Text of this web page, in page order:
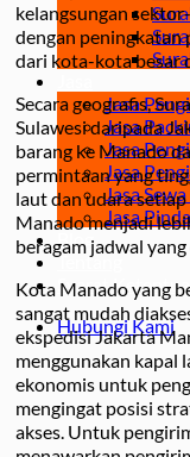
Jasa
Jasa
Jasa
Jasa
Jasa
Jasa
Blog
Tentang
Syarat
Hubungi Kami
kelangsungan
dengan peningkatan
dari kota-kota besar
Secara geografis,
Sulawesi daripada
barang ke Manado
permintaan yang
laut dan udara
Manado menjadi
beragam jadwal
Kota Manado yang
sangat mudah
ekspedisi Jakarta
menggunakan kapal
ekonomis untuk
mengingat posisi
akses. Untuk